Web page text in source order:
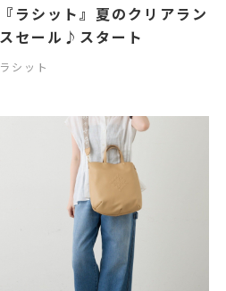
『ラシット』夏のクリアラン
スセール♪スタート
ラシット